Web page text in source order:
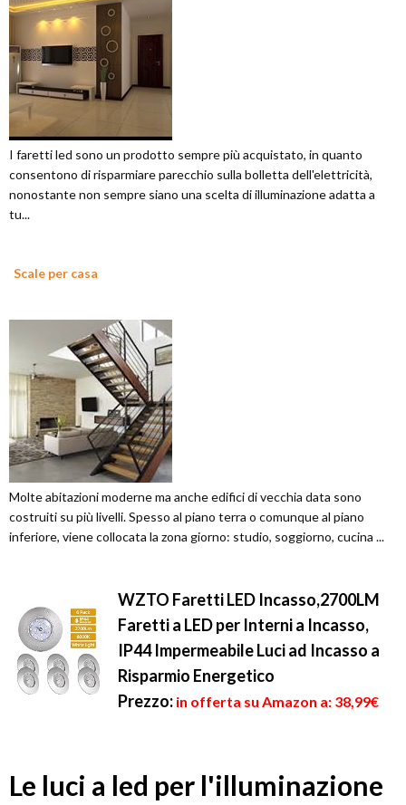
I faretti led sono un prodotto sempre più acquistato, in quanto
consentono di risparmiare parecchio sulla bolletta dell'elettricità,
nonostante non sempre siano una scelta di illuminazione adatta a
tu...
Scale per casa
Molte abitazioni moderne ma anche edifici di vecchia data sono
costruiti su più livelli. Spesso al piano terra o comunque al piano
inferiore, viene collocata la zona giorno: studio, soggiorno, cucina ...
WZTO Faretti LED Incasso,2700LM
Faretti a LED per Interni a Incasso,
IP44 Impermeabile Luci ad Incasso a
Risparmio Energetico
Prezzo: in offerta su Amazon a: 38,99€
Le luci a led per l'illuminazione